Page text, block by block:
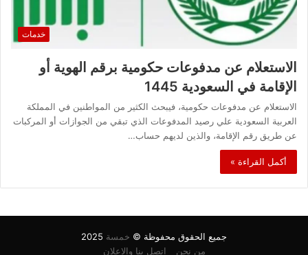
خدمات
الاستعلام عن مدفوعات حكومية برقم الهوية أو
الإقامة في السعودية 1445
الاستعلام عن مدفوعات حكومية، فيبحث الكثير من المواطنين في المملكة
العربية السعودية علي رصيد المدفوعات الذي تبقي من الجوازات أو المركبات
عن طريق رقم الإقامة، والذين لديهم حساب…
أكمل القراءة »
جميع الحقوق محفوظة © خمسة
من نحن
اتصل بنا والاعلان